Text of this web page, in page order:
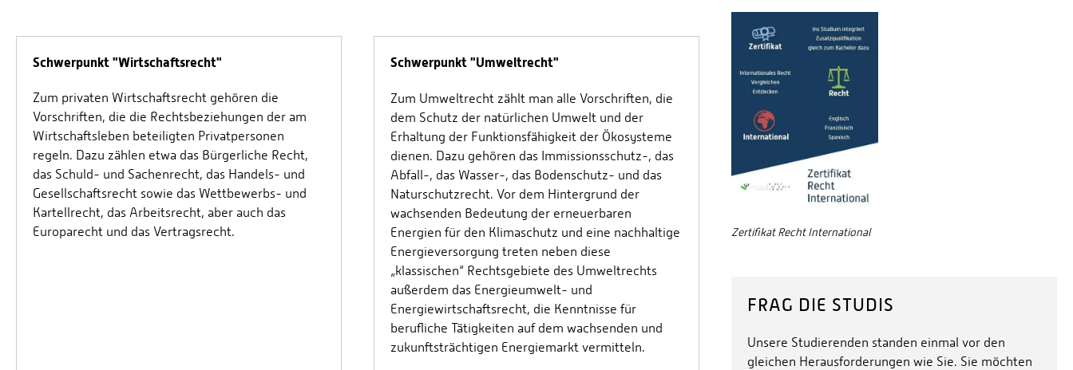
Schwerpunkt "Wirtschaftsrecht"
Zum privaten Wirtschaftsrecht gehören die
Vorschriften, die die Rechtsbeziehungen der am
Wirtschaftsleben beteiligten Privatpersonen
regeln. Dazu zählen etwa das Bürgerliche Recht,
das Schuld- und Sachenrecht, das Handels- und
Gesellschaftsrecht sowie das Wettbewerbs- und
Kartellrecht, das Arbeitsrecht, aber auch das
Europarecht und das Vertragsrecht.
Schwerpunkt "Umweltrecht"
Zum Umweltrecht zählt man alle Vorschriften, die
dem Schutz der natürlichen Umwelt und der
Erhaltung der Funktionsfähigkeit der Ökosysteme
dienen. Dazu gehören das Immissionsschutz-, das
Abfall-, das Wasser-, das Bodenschutz- und das
Naturschutzrecht. Vor dem Hintergrund der
wachsenden Bedeutung der erneuerbaren
Energien für den Klimaschutz und eine nachhaltige
Energieversorgung treten neben diese
„klassischen“ Rechtsgebiete des Umweltrechts
außerdem das Energieumwelt- und
Energiewirtschaftsrecht, die Kenntnisse für
berufliche Tätigkeiten auf dem wachsenden und
zukunftsträchtigen Energiemarkt vermitteln.
Zertifikat Recht International
FRAG DIE STUDIS
Unsere Studierenden standen einmal vor den
gleichen Herausforderungen wie Sie. Sie möchten